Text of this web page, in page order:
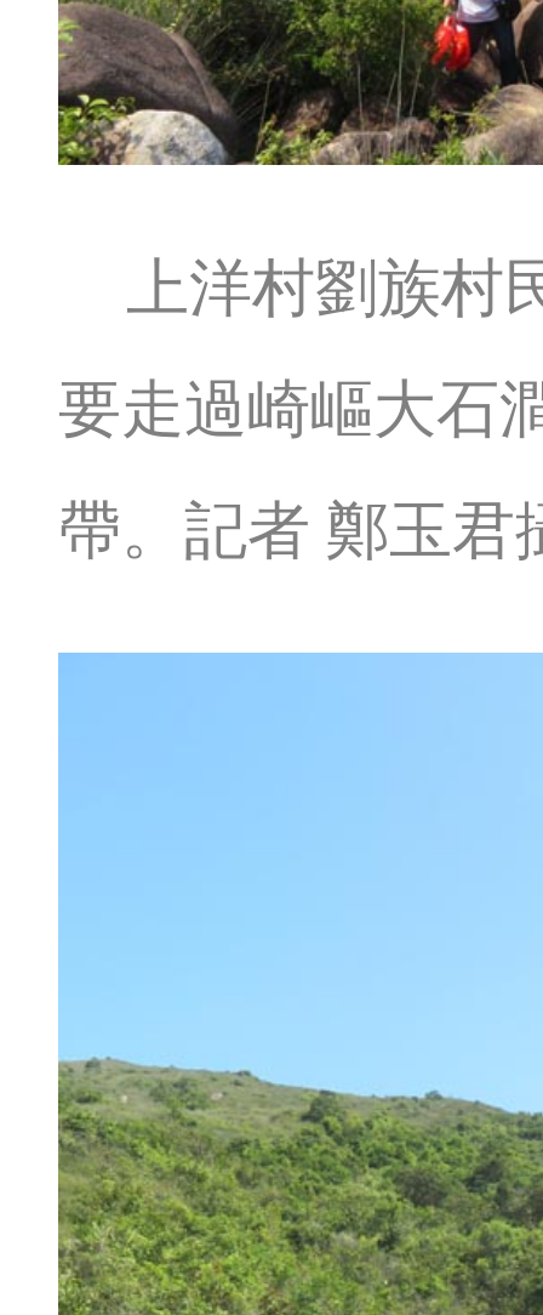
上洋村劉族
要走過崎嶇大石
帶。記者 鄭玉君